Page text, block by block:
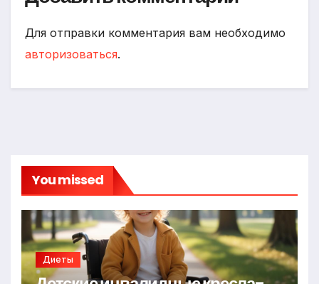
Для отправки комментария вам необходимо
авторизоваться.
You missed
Диеты